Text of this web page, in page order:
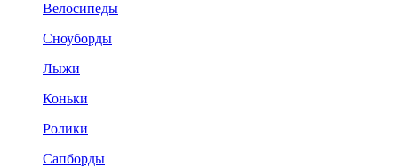
Велосипеды
Сноуборды
Лыжи
Коньки
Ролики
Сапборды